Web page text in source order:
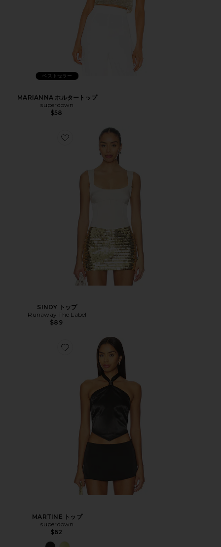
ベストセラー
MARIANNA ホルタートップ
superdown
$58
SINDY トップ
Runaway The Label
$89
MARTINE トップ
superdown
$62